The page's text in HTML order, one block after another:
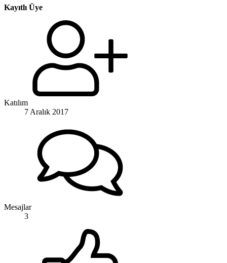
Kayıtlı Üye
Katılım
7 Aralık 2017
Mesajlar
3